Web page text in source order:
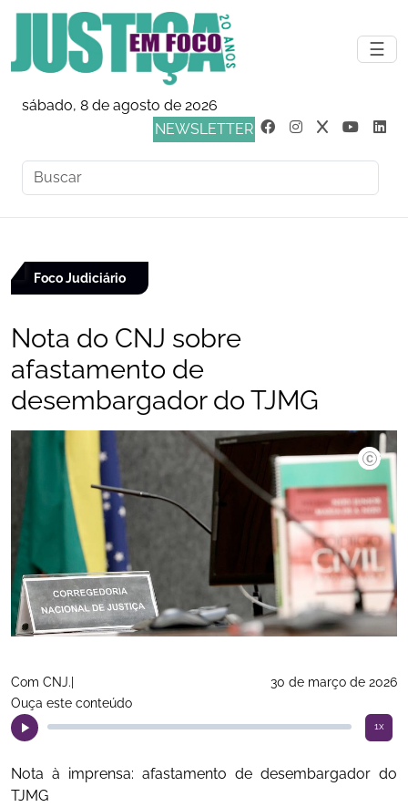
☰
sábado, 8 de agosto de 2026
NEWSLETTER
Foco Judiciário
Nota do CNJ sobre
afastamento de
desembargador do TJMG
©CNJ.
Com CNJ.|
30 de março de 2026
Ouça este conteúdo
1x
Nota à imprensa: afastamento de desembargador do
TJMG